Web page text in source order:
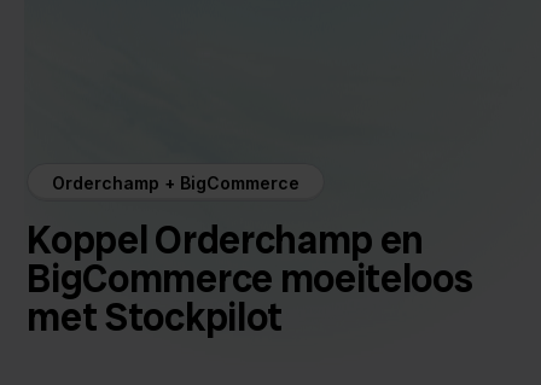
Orderchamp + BigCommerce
Koppel Orderchamp en
BigCommerce moeiteloos
met Stockpilot